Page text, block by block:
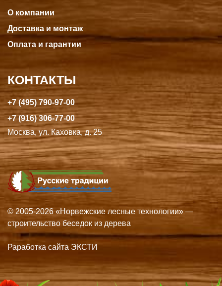
О компании
Доставка и монтаж
Оплата и гарантии
КОНТАКТЫ
+7 (495) 790-97-00
+7 (916) 306-77-00
Москва, ул. Каховка, д. 25
© 2005-2026 «Норвежские лесные технологии» —
строительство беседок из дерева
Раработка сайта ЭКСТИ